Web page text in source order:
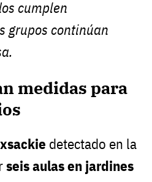
cumplen
grupos continúan
medidas para
detectado en la
seis aulas en jardines